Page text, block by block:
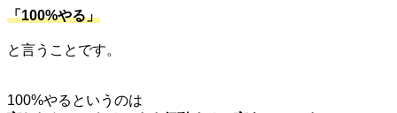
「100%やる」
と言うことです。
100%やるというのは